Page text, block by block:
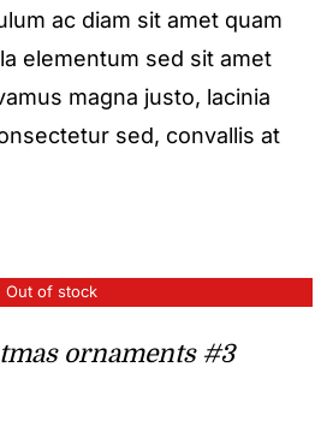
ac diam sit amet quam
elementum sed sit amet
magna justo, lacinia
sed, convallis at
Out of stock
ornaments #3